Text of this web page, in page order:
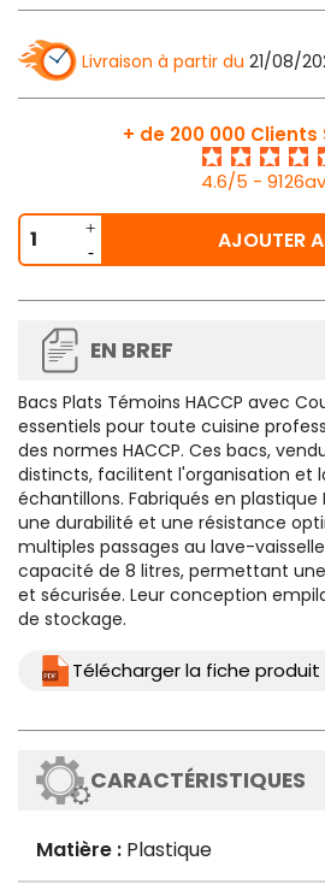
Livraison à partir du 21/08/
+ de 200 000
4.6/5 -
AJOUTER
EN BREF
Bacs Plats Témoins HACCP avec
essentiels pour toute cuisine
des normes HACCP. Ces bacs,
distincts, facilitent l'organisation et
échantillons. Fabriqués en plastique
une durabilité et une résistance
multiples passages au lave-
capacité de 8 litres, permettant
et sécurisée. Leur conception
de stockage.
Télécharger la fiche produit
CARACTÉRISTIQUES
Matière : Plastique